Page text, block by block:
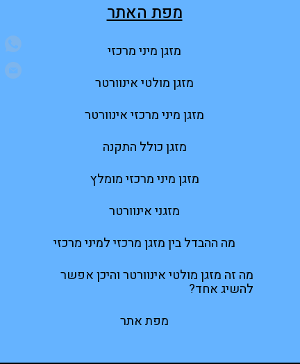
מפת האתר
מזגן מיני מרכזי
מזגן מולטי אינוורטר
מזגן מיני מרכזי אינוורטר
מזגן כולל התקנה
מזגן מיני מרכזי מומלץ
מזגני אינוורטר
מה ההבדל בין מזגן מרכזי למיני מרכזי
מה זה מזגן מולטי אינוורטר והיכן אפשר
להשיג אחד?
מפת אתר